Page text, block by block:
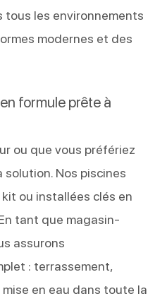
tous les environnements
modernes et des
formule prête à
ou que vous préfériez
solution. Nos piscines
ou installées clés en
tant que magasin-
assurons
: terrassement,
en eau dans toute la